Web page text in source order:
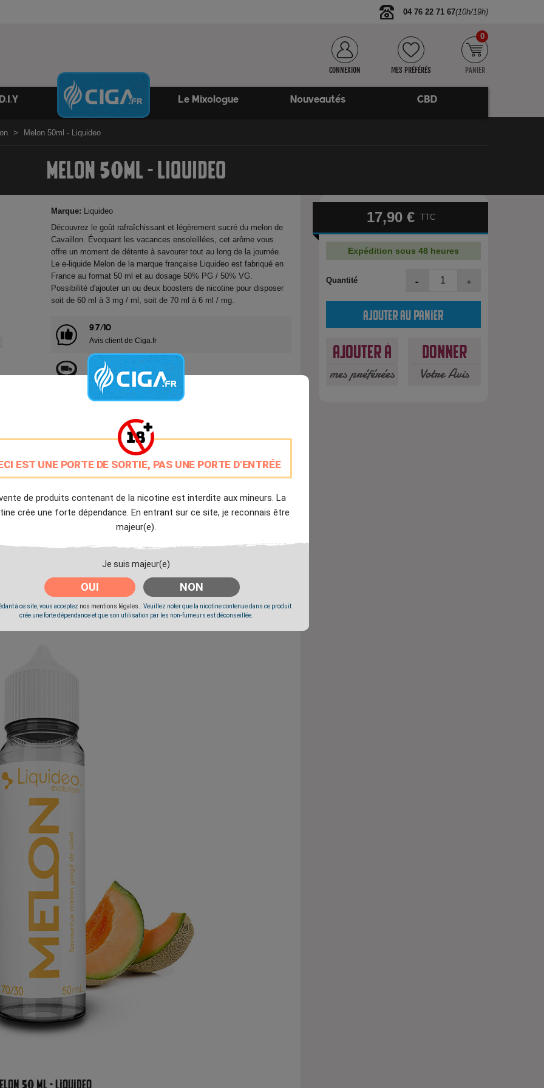
EST UNE PORTE DE SORTIE, PAS UNE PORTE D'ENTRÉE
de produits contenant de la nicotine est interdite aux mineurs. La
crée une forte dépendance. En entrant sur ce site, je reconnais être
majeur(e).
Je suis majeur(e)
OUI NON
à ce site, vous acceptez nos mentions légales.. Veuillez noter que la nicotine contenue dans ce produit
crée une forte dépendance et que son utilisation par les non-fumeurs est déconseillée.
04 76 22 71 67(10h/19h)
CONNEXION MES PRÉFÉRÉS PANIER
0
Le Mixologue Nouveautés CBD
Melon 50ml - Liquideo
MELON 50ML - LIQUIDEO
Marque: Liquideo
Découvrez le goût rafraîchissant et légèrement sucré du melon de
Cavaillon. Évoquant les vacances ensoleillées, cet arôme vous
offre un moment de détente à savourer tout au long de la journée.
Le e-liquide Melon de la marque française Liquideo est fabriqué en
France au format 50 ml et au dosage 50% PG / 50% VG.
Possibilité d'ajouter un ou deux boosters de nicotine pour disposer
soit de 60 ml à 3 mg / ml, soit de 70 ml à 6 ml / mg.
9.7/10
Avis client de Ciga.fr
Livraison Offerte
à partir de 20€
Expédition Immédiate
Livré à partir du Mercredi 12 Août 2026.
50 ml - Liquideo
17,90 € TTC
Expédition sous 48 heures
Quantité - +
Ajouter au panier
Ajouter à
mes préférées
Donner
Votre Avis